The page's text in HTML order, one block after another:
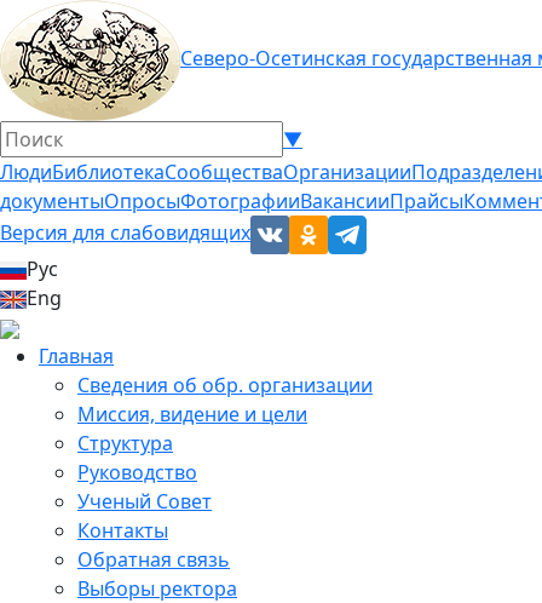
Северо-Осетинская
▼
ЛюдиБиблиотекаСообществаОрганизации
документыОпросыФотографииВакансииПрайсы
Версия для слабовидящих
Рус
Eng
Главная
Сведения об обр. организации
Миссия, видение и цели
Структура
Руководство
Ученый Совет
Контакты
Обратная связь
Выборы ректора